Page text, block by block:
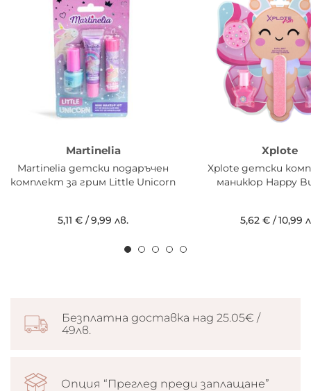
Martinelia
Martinelia детски подаръчен
комплект за грим Little Unicorn
5,11 € /9,99 лв.
Xplote
Xplote детски
маникюр Happy
5,62 € /10,99
Безплатна доставка над 25.05€ /
49лв.
Опция “Преглед преди заплащане”